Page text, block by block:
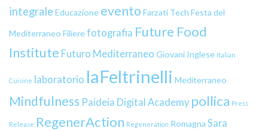
integrale Educazione evento Farzati Tech Festa del
Mediterraneo Filierefotografia Future Food
Institute Futuro Mediterraneo Giovani Inglese Italian
Cuisine laboratorio laFeltrinelli Mediterraneo
Mindfulness Paideia Digital Academy pollica Press
Release RegenerAction Regeneration Romagna Sara